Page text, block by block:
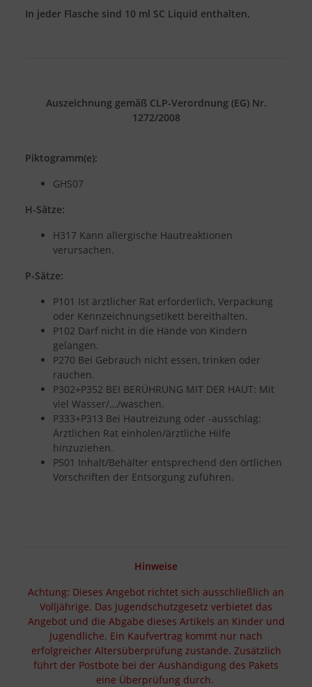
In jeder Flasche sind 10 ml SC Liquid enthalten.
Auszeichnung gemäß CLP-Verordnung (EG) Nr.
1272/2008
Piktogramm(e):
GHS07
H-Sätze:
H317 Kann allergische Hautreaktionen
verursachen.
P-Sätze:
P101 Ist ärztlicher Rat erforderlich, Verpackung
oder Kennzeichnungsetikett bereithalten.
P102 Darf nicht in die Hände von Kindern
gelangen.
P270 Bei Gebrauch nicht essen, trinken oder
rauchen.
P302+P352 BEI BERÜHRUNG MIT DER HAUT: Mit
viel Wasser/…/waschen.
P333+P313 Bei Hautreizung oder -ausschlag:
Ärztlichen Rat einholen/ärztliche Hilfe
hinzuziehen.
P501 Inhalt/Behälter entsprechend den örtlichen
Vorschriften der Entsorgung zuführen.
Hinweise
Achtung: Dieses Angebot richtet sich ausschließlich an
Volljährige. Das Jugendschutzgesetz verbietet das
Angebot und die Abgabe dieses Artikels an Kinder und
Jugendliche. Ein Kaufvertrag kommt nur nach
erfolgreicher Altersüberprüfung zustande. Zusätzlich
führt der Postbote bei der Aushändigung des Pakets
eine Überprüfung durch.